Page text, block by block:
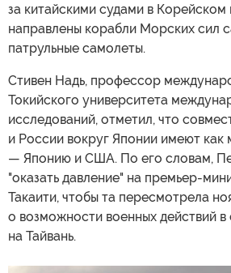
за китайскими судами в
направлены корабли Морских сил
патрульные самолеты.
Стивен Надь, профессор
Токийского университета
исследований, отметил, что
и России вокруг Японии имеют как
— Японию и США. По его словам,
"оказать давление" на премьер-
Такаити, чтобы та пересмотрела
о возможности военных действий в
на Тайвань.